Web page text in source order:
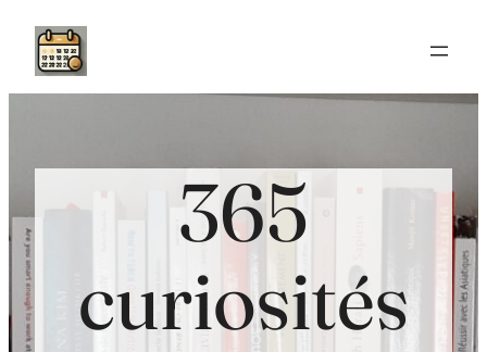
Aller
contenu
365
curiosités